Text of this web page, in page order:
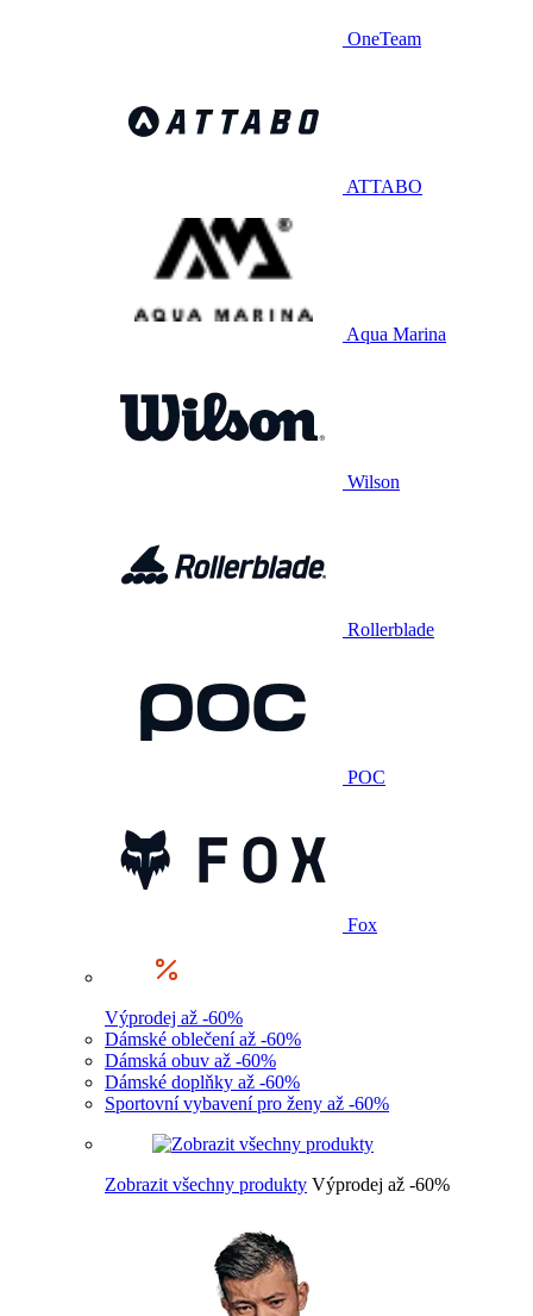
OneTeam
ATTABO
Aqua Marina
Wilson
Rollerblade
POC
Fox
Výprodej až -60%
Dámské oblečení až -60%
Dámská obuv až -60%
Dámské doplňky až -60%
Sportovní vybavení pro ženy až -60%
Zobrazit všechny produkty Výprodej až -60%